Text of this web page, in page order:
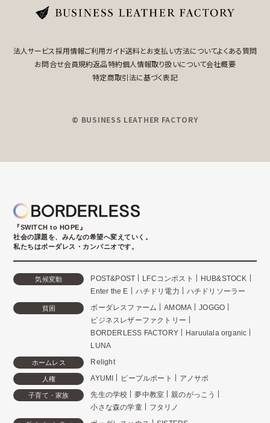
法人サービス採用情報ご利用ガイド送料とお支払い方法についてよくある質問
お問合せ会員規約返品特約個人情報取り扱いについて会社概要
特定商取引法に基づく表記
© BUSINESS LEATHER FACTORY
『SWITCH to HOPE』
社会の課題を、みんなの希望へ変えていく。
私たちはボーダレス・カンパニオです。
気候変動 POST&POST LFCコンポスト
HUB&STOCK
Enter the E
ハチドリ電力 ハチドリソーラー
貧困 ボーダレスファーム AMOMA
JOGGO
ビジネスレザーファクトリー
BORDERLESS FACTORY
Haruulala organic
LUNA
ホームレス Relight
人権 AYUMI ピープルポート アノサポ
子育て・家族 先生の学校 夢中教室
親のがっこう
小さな森の学童
フタリノ